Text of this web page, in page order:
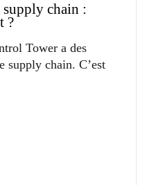
chain :
?
Tower a des
supply chain. C’est